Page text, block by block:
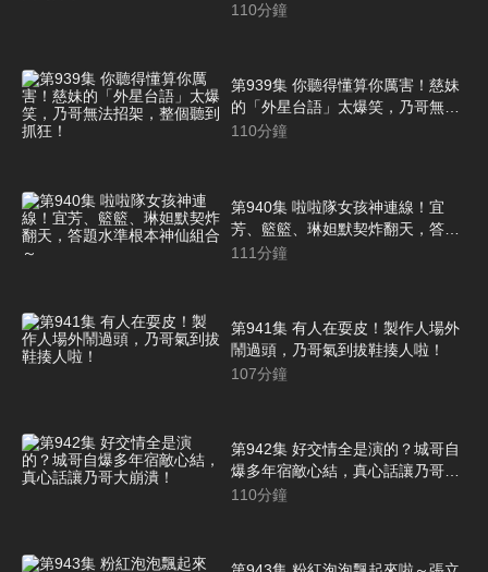
110分鐘
第939集 你聽得懂算你厲害！慈妹
的「外星台語」太爆笑，乃哥無法
招架，整個聽到抓狂！
110分鐘
第940集 啦啦隊女孩神連線！宜
芳、籃籃、琳妲默契炸翻天，答題
水準根本神仙組合～
111分鐘
第941集 有人在耍皮！製作人場外
鬧過頭，乃哥氣到拔鞋揍人啦！
107分鐘
第942集 好交情全是演的？城哥自
爆多年宿敵心結，真心話讓乃哥大
崩潰！
110分鐘